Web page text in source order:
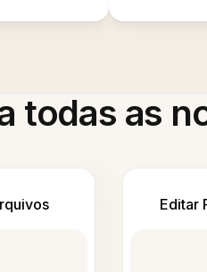
todas as
Editar